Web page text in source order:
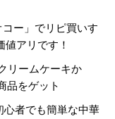
ー」でリピ買いす
アリです！
リームケーキか
品をゲット
心者でも簡単な中華